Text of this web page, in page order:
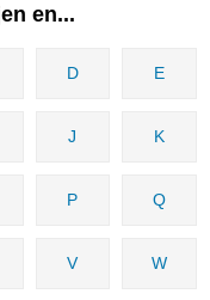
en...
D E
J K
P Q
V W